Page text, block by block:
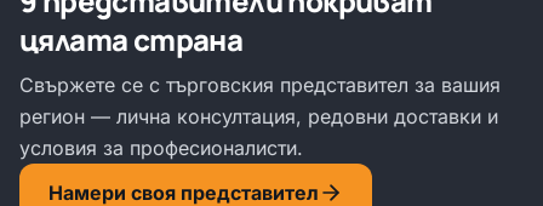
цялата страна
Свържете се с търговския представител за вашия
регион — лична консултация, редовни доставки и
условия за професионалисти.
Намери своя представител